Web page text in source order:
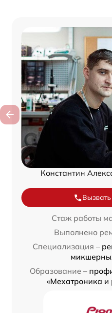
Константин
Стаж работы
Выполнено
Специализация –
Образование –
«Мехатроника и